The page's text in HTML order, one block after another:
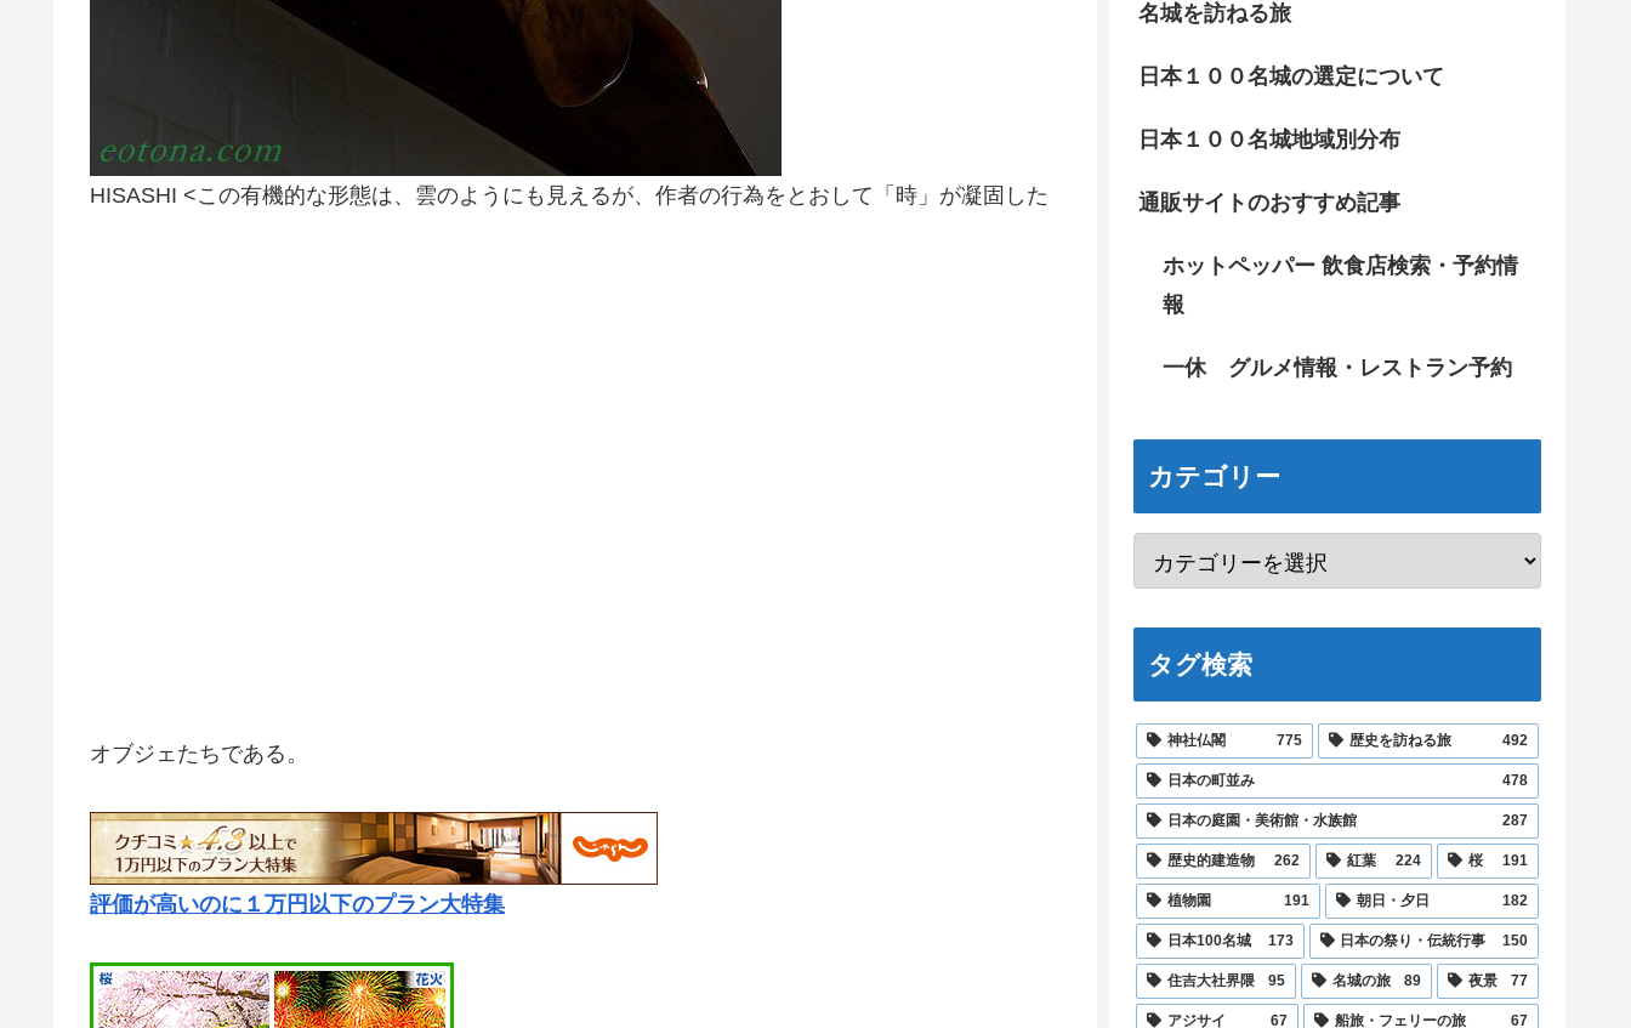
HISASHI <この有機的な形態は、雲のようにも見えるが、作者の行為をとおして「時」が凝固した
オブジェたちである。
評価が高いのに１万円以下のプラン大特集
名城を訪ねる旅
日本１００名城の選定について
日本１００名城地域別分布
通販サイトのおすすめ記事
ホットペッパー 飲食店検索・予約情
報
一休 グルメ情報・レストラン予約
カテゴリー
タグ検索
神社仏閣 775 歴史を訪ねる旅 492
日本の町並み 478
日本の庭園・美術館・水族館 287
歴史的建造物 262 紅葉 224 桜 191
植物園 191 朝日・夕日 182
日本100名城 173 日本の祭り・伝統行事 150
住吉大社界隈 95 名城の旅 89 夜景 77
アジサイ 67 船旅・フェリーの旅 67